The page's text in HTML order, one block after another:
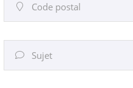
 Code postal
 Sujet